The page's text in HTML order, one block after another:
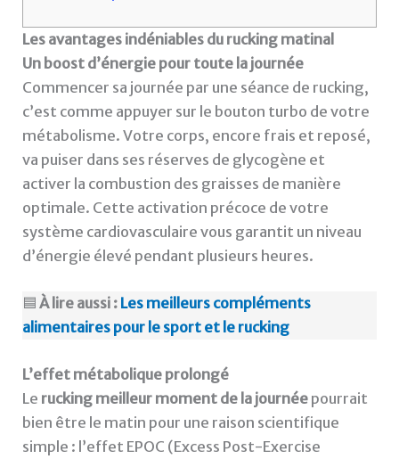
Les avantages indéniables du rucking matinal
Un boost d’énergie pour toute la journée
Commencer sa journée par une séance de rucking,
c’est comme appuyer sur le bouton turbo de votre
métabolisme. Votre corps, encore frais et reposé,
va puiser dans ses réserves de glycogène et
activer la combustion des graisses de manière
optimale. Cette activation précoce de votre
système cardiovasculaire vous garantit un niveau
d’énergie élevé pendant plusieurs heures.
🟦À lire aussi : Les meilleurs compléments
alimentaires pour le sport et le rucking
L’effet métabolique prolongé
Le rucking meilleur moment de la journée pourrait
bien être le matin pour une raison scientifique
simple : l’effet EPOC (Excess Post-Exercise